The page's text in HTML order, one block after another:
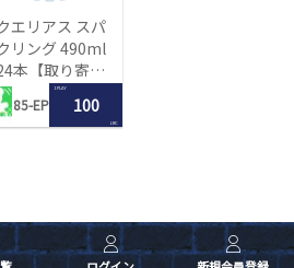
エリアス スパ
リング 490ml
本【取り寄せ
後次第発送】
85-EP
1 PLAY
100
LRC